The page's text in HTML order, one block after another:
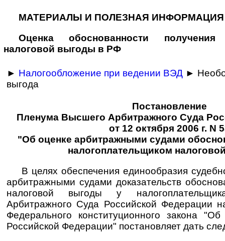
МАТЕРИАЛЫ И ПОЛЕЗНАЯ ИНФОРМАЦИЯ
Оценка обосно­ванности получения
налоговой выгоды в РФ
► Налогообложение при ведении ВЭД ►
выгода
Постановление
Пленума Высшего Арбитражного Суда
от 12 октября 2006 г. N
"Об оценке арбитражными судами
налогоплательщиком
В целях обеспечения единообразия
арбитражными судами доказательств
налоговой выгоды у
Арбитражного Суда Российской Федерации
Федерального конституционного закона
Российской Федерации" постановляет дать